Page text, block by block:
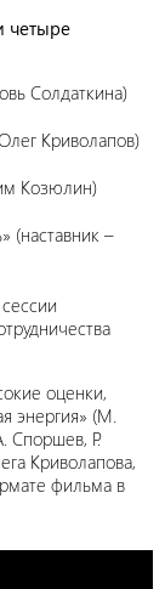
четыре
Солдаткина)
Криволапов)
Козюлин)
(наставник –
оценки,
энергия» (М.
Споршев, Р.
Криволапова,
фильма в